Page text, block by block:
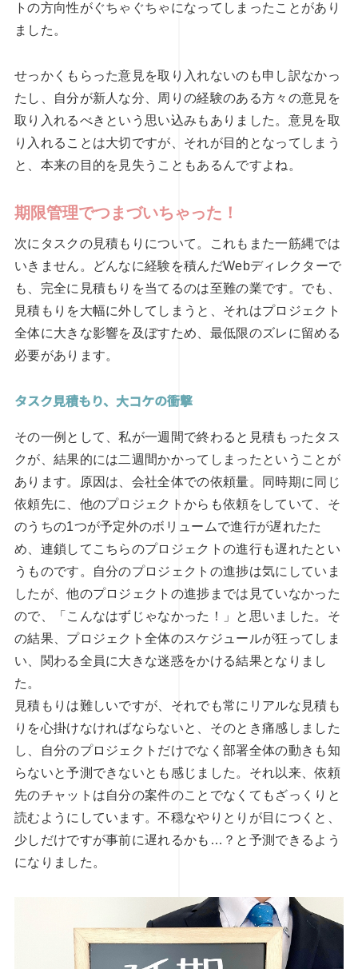
トの方向性がぐちゃぐちゃになってしまったことがあり
ました。
せっかくもらった意見を取り入れないのも申し訳なかっ
たし、自分が新人な分、周りの経験のある方々の意見を
取り入れるべきという思い込みもありました。意見を取
り入れることは大切ですが、それが目的となってしまう
と、本来の目的を見失うこともあるんですよね。
期限管理でつまづいちゃった！
次にタスクの見積もりについて。これもまた一筋縄では
いきません。どんなに経験を積んだWebディレクターで
も、完全に見積もりを当てるのは至難の業です。でも、
見積もりを大幅に外してしまうと、それはプロジェクト
全体に大きな影響を及ぼすため、最低限のズレに留める
必要があります。
タスク見積もり、大コケの衝撃
その一例として、私が一週間で終わると見積もったタス
クが、結果的には二週間かかってしまったということが
あります。原因は、会社全体での依頼量。同時期に同じ
依頼先に、他のプロジェクトからも依頼をしていて、そ
のうちの1つが予定外のボリュームで進行が遅れたた
め、連鎖してこちらのプロジェクトの進行も遅れたとい
うものです。自分のプロジェクトの進捗は気にしていま
したが、他のプロジェクトの進捗までは見ていなかった
ので、「こんなはずじゃなかった！」と思いました。そ
の結果、プロジェクト全体のスケジュールが狂ってしま
い、関わる全員に大きな迷惑をかける結果となりまし
た。
見積もりは難しいですが、それでも常にリアルな見積も
りを心掛けなければならないと、そのとき痛感しました
し、自分のプロジェクトだけでなく部署全体の動きも知
らないと予測できないとも感じました。それ以来、依頼
先のチャットは自分の案件のことでなくてもざっくりと
読むようにしています。不穏なやりとりが目につくと、
少しだけですが事前に遅れるかも…？と予測できるよう
になりました。